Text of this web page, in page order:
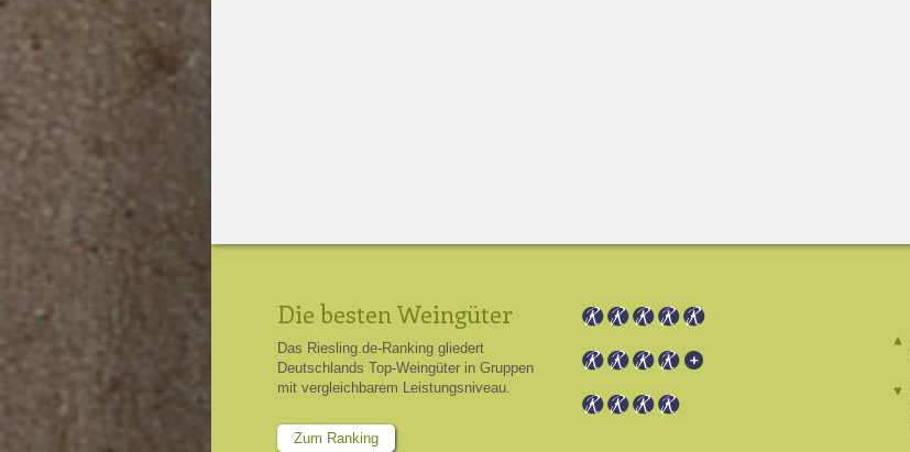
Die besten Weingüter
Das Riesling.de-Ranking gliedert
Deutschlands Top-Weingüter in Gruppen
mit vergleichbarem Leistungsniveau.
Zum Ranking